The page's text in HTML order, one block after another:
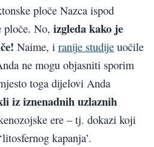
ploče Nazca ispod
ploče. No, izgleda kako je
Naime, i ranije studije uočile
ne mogu objasniti sporim
toga dijelovi Anda
iz iznenadnih uzlaznih
ere – tj. dokazi koji
kapanja’.